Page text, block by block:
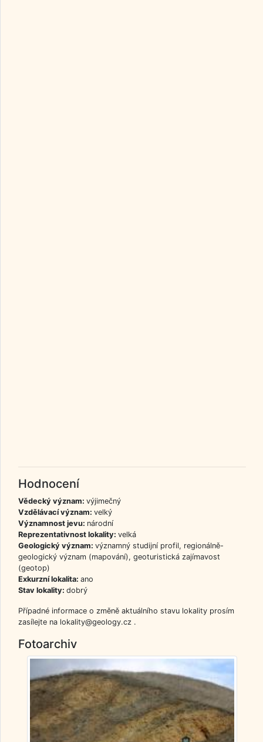
Hodnocení
Vědecký význam: výjimečný
Vzdělávací význam: velký
Významnost jevu: národní
Reprezentativnost lokality: velká
Geologický význam: významný studijní profil, regionálně-
geologický význam (mapování), geoturistická zajímavost
(geotop)
Exkurzní lokalita: ano
Stav lokality: dobrý
Případné informace o změně aktuálního stavu lokality prosím
zasílejte na lokality@geology.cz .
Fotoarchiv